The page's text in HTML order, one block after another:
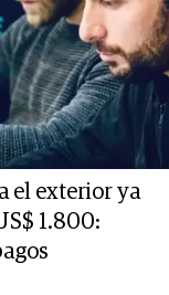
el exterior ya
1.800: